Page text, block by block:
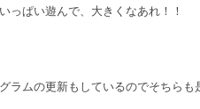
っぱい遊んで、大きくなあれ！！
ラムの更新もしているのでそちらも